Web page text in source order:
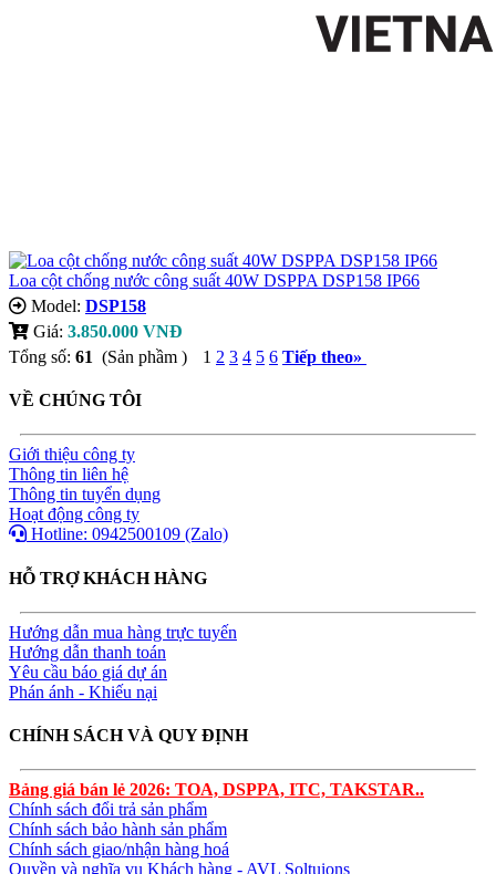
Loa cột chống nước công suất 40W DSPPA DSP158 IP66
Model: DSP158
Giá: 3.850.000 VNĐ
Tổng số: 61 (Sản phầm ) 1 2 3 4 5 6 Tiếp theo»
VỀ CHÚNG TÔI
Giới thiệu công ty
Thông tin liên hệ
Thông tin tuyển dụng
Hoạt động công ty
Hotline: 0942500109 (Zalo)
HỖ TRỢ KHÁCH HÀNG
Hướng dẫn mua hàng trực tuyến
Hướng dẫn thanh toán
Yêu cầu báo giá dự án
Phán ánh - Khiếu nại
CHÍNH SÁCH VÀ QUY ĐỊNH
Bảng giá bán lẻ 2026: TOA, DSPPA, ITC, TAKSTAR..
Chính sách đổi trả sản phẩm
Chính sách bảo hành sản phẩm
Chính sách giao/nhận hàng hoá
Quyền và nghĩa vụ Khách hàng - AVL Soltuions